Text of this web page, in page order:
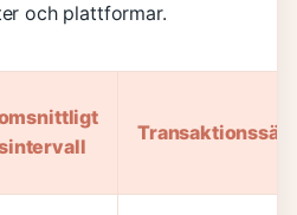
och plattformar.